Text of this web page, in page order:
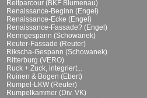
Reitparcour (BKF Blumenau)
Renaissance-Beginn (Engel)
Renaissance-Ecke (Engel)
Renaissance-Fassade? (Engel)
Renngespann (Schowanek)
Reuter-Fassade (Reuter)
Rikscha-Gespann (Schowanek)
Ritterburg (VERO)
Ruck + Zuck, integriert...
Ruinen & Bögen (Ebert)
Rumpel-LKW (Reuter)
Rumpelkammer (Div. VK)